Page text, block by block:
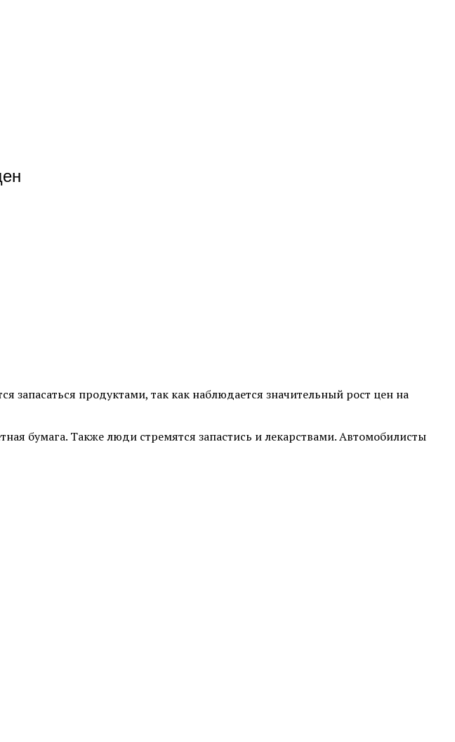
продуктами, так как наблюдается значительный рост цен на
бумага. Также люди стремятся запастись и лекарствами. Автомобилисты